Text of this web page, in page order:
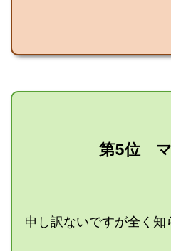
第5位 マ
申し訳ないですが全く知